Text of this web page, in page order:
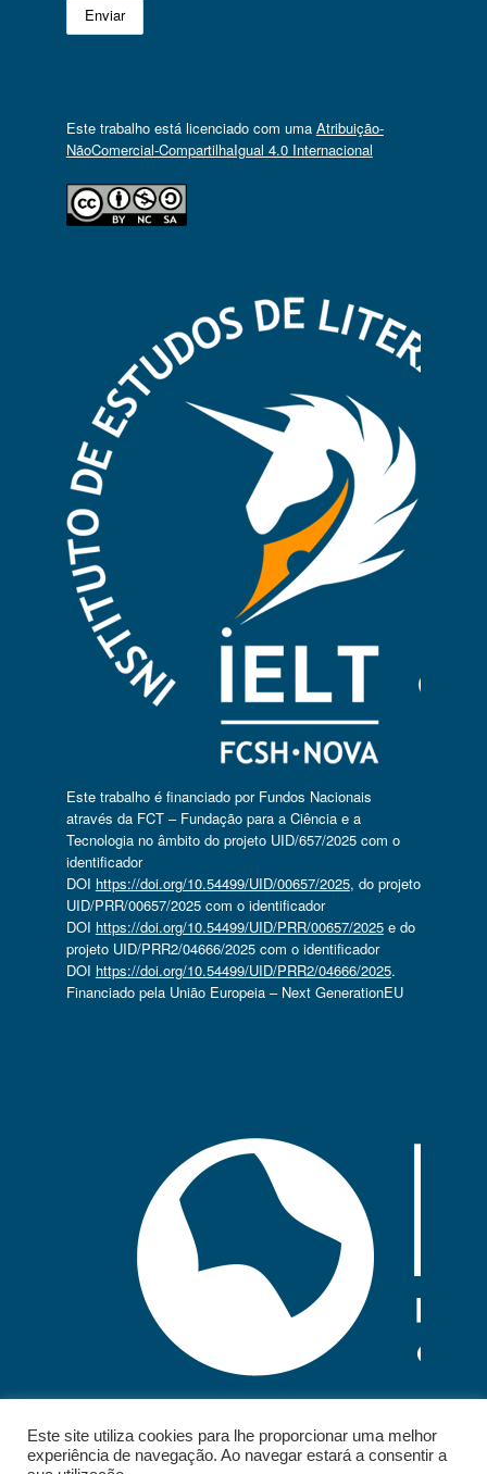
Este trabalho está licenciado com uma Atribuição-
NãoComercial-CompartilhaIgual 4.0 Internacional
Este trabalho é financiado por Fundos Nacionais
através da FCT – Fundação para a Ciência e a
Tecnologia no âmbito do projeto UID/657/2025 com o
identificador
DOI https://doi.org/10.54499/UID/00657/2025, do projeto
UID/PRR/00657/2025 com o identificador
DOI https://doi.org/10.54499/UID/PRR/00657/2025e do
projeto UID/PRR2/04666/2025 com o identificador
DOI https://doi.org/10.54499/UID/PRR2/04666/2025.
Financiado pela União Europeia – Next GenerationEU
Este site utiliza cookies para lhe proporcionar uma melhor
experiência de navegação. Ao navegar estará a consentir a